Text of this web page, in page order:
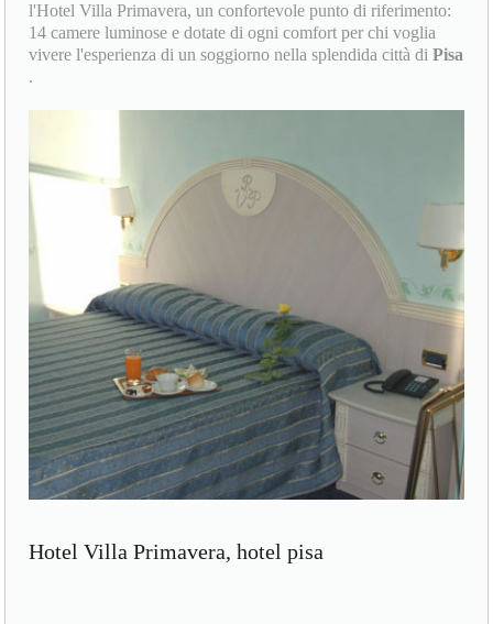
l'Hotel Villa Primavera, un confortevole punto di riferimento:
14 camere luminose e dotate di ogni comfort per chi voglia
vivere l'esperienza di un soggiorno nella splendida città diPisa
.
Hotel Villa Primavera, hotel pisa